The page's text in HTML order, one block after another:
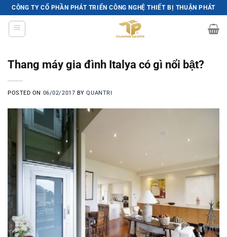
Skip
to
content
CÔNG TY CỔ PHẦN PHÁT TRIỂN CÔNG NGHỆ THIẾT BỊ THUẬN PHÁT
Thang máy gia đình Italya có gì nổi bật?
POSTED ON 06/02/2017 BYQUANTRI